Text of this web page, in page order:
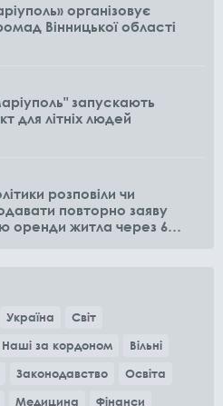
організовує
Вінницької області
запускають
для літніх людей
розповіли чи
повторно заяву
оренди житла через 6
Україна
Світ
Наші за кордоном
Вільні
Законодавство
Освіта
Медицина Фінанси